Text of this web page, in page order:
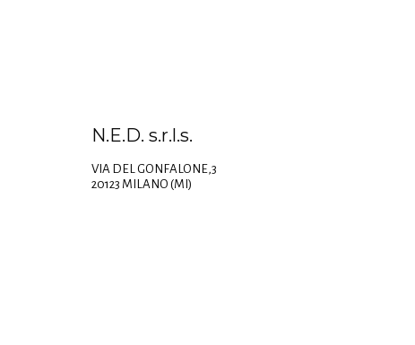
N.E.D. s.r.l.s.
VIA DEL GONFALONE,3
20123 MILANO (MI)